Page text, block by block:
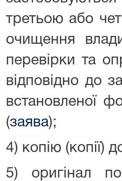
третьою або
очищення
перевірки та
відповідно до
встановленої
(заява);
4) копію (копії)
5) оригінал